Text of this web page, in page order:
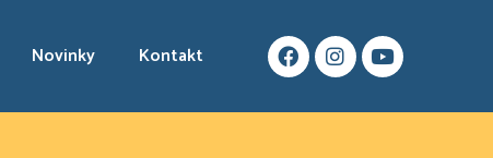
Novinky Kontakt